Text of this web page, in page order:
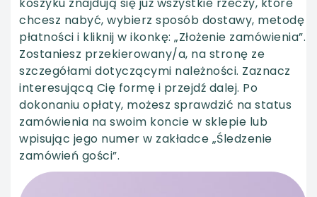
koszyku znajdują się już wszystkie rzeczy, które
chcesz nabyć, wybierz sposób dostawy, metodę
płatności i kliknij w ikonkę: „Złożenie zamówienia”.
Zostaniesz przekierowany/a, na stronę ze
szczegółami dotyczącymi należności. Zaznacz
interesującą Cię formę i przejdź dalej. Po
dokonaniu opłaty, możesz sprawdzić na status
zamówienia na swoim koncie w sklepie lub
wpisując jego numer w zakładce „Śledzenie
zamówień gości”.